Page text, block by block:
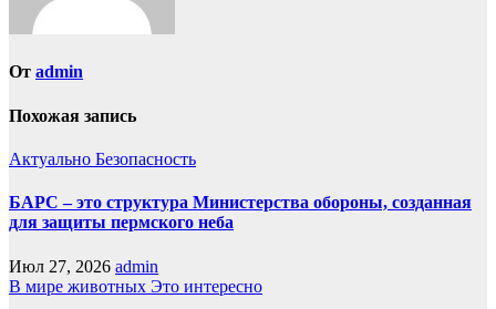
От admin
Похожая запись
Актуально Безопасность
БАРС – это структура Министерства обороны, созданная
для защиты пермского неба
Июл 27, 2026 admin
В мире животных Это интересно